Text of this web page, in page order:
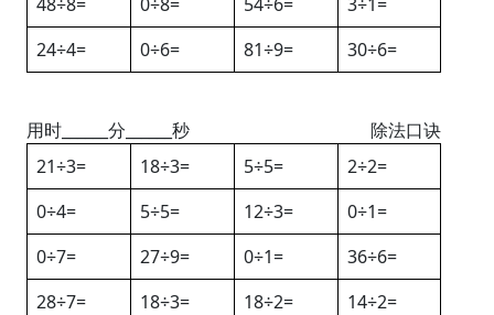
24÷4=
0÷6= 81÷9= 30÷6=
用时______分______秒
除法口诀
21÷3=
18÷3= 5÷5=
2÷2=
0÷4=
5÷5= 12÷3=
0÷1=
0÷7=
27÷9= 0÷1=
36÷6=
28÷7=
18÷3= 18÷2=
14÷2=